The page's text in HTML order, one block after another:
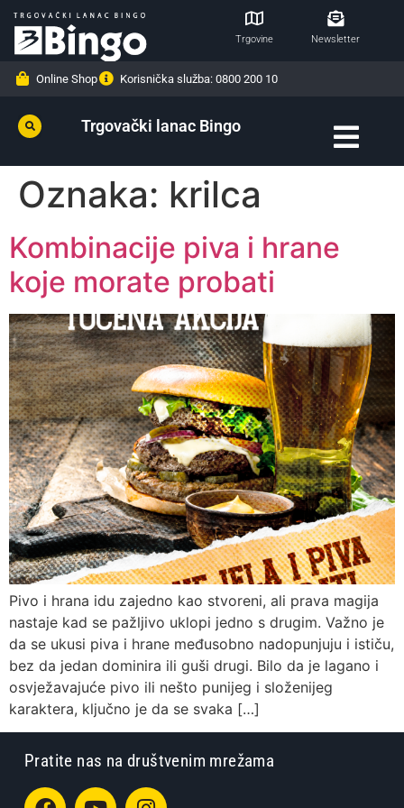
Trgovine Newsletter
Online Shop Korisnička služba: 0800 200 10
Trgovački lanac Bingo
Oznaka: krilca
Kombinacije piva i hrane
koje morate probati
Pivo i hrana idu zajedno kao stvoreni, ali prava magija
nastaje kad se pažljivo uklopi jedno s drugim. Važno je
da se ukusi piva i hrane međusobno nadopunjuju i ističu,
bez da jedan dominira ili guši drugi. Bilo da je lagano i
osvježavajuće pivo ili nešto punijeg i složenijeg
karaktera, ključno je da se svaka […]
Pratite nas na društvenim mrežama